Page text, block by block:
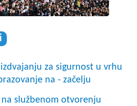
za sigurnost u vrhu
na - začelju
službenom otvorenju